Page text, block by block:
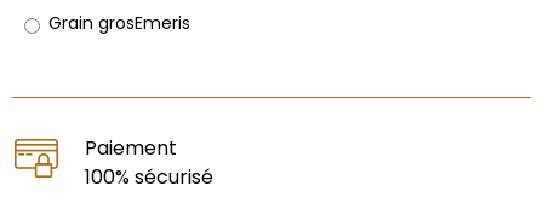
Grain grosEmeris
Paiement
100% sécurisé